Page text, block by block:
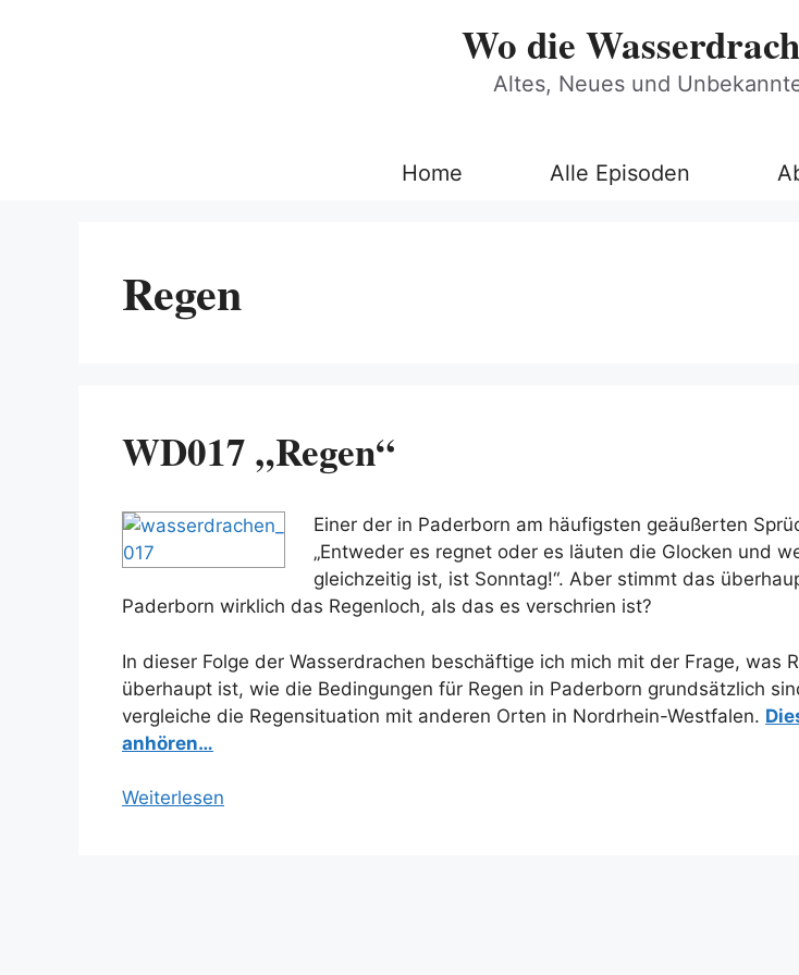
Wo die
Altes, Neues und
Home Alle Episoden
Regen
WD017 „Regen“
Einer der in Paderborn am häufigsten geäußerten
„Entweder es regnet oder es läuten die Glocken und
gleichzeitig ist, ist Sonntag!“. Aber stimmt das
Paderborn wirklich das Regenloch, als das es verschrien ist?
In dieser Folge der Wasserdrachen beschäftige ich mich mit der Frage, was
überhaupt ist, wie die Bedingungen für Regen in Paderborn grundsätzlich
vergleiche die Regensituation mit anderen Orten in Nordrhein-Westfalen.
anhören…
Weiterlesen